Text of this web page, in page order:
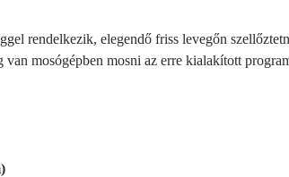
rendelkezik, elegendő friss levegőn
mosógépben mosni az erre kialakított